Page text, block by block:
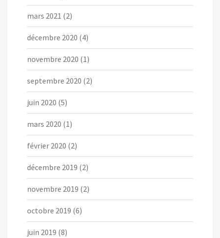
mars 2021 (2)
décembre 2020 (4)
novembre 2020 (1)
septembre 2020 (2)
juin 2020 (5)
mars 2020 (1)
février 2020 (2)
décembre 2019 (2)
novembre 2019 (2)
octobre 2019 (6)
juin 2019 (8)